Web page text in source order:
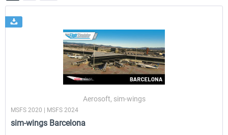
EmergencyDispatcherPro - 24h Free
Trial
Aerosoft, sim-wings
MSFS 2020 | MSFS 2024
sim-wings Barcelona